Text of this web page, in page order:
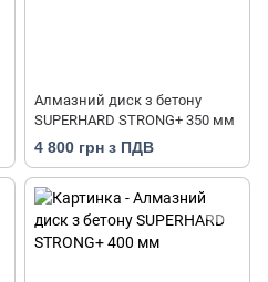
Алмазний диск з бетону
SUPERHARD STRONG+ 350 мм
4 800 грн з ПДВ